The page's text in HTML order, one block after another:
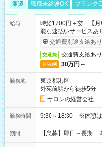
派遣 職種未経験OK ブランク
給与
時給1700円＋交 【月
能な速払いサービスあ
交通費別途支給あり
交通費 交通費支給あり
月収例 30万円～
勤務地
東京都港区
外苑前駅から徒歩5分
サロンの経営会社
勤務時間 9:30～18:30 ※休憩は
期間 【急募】即日～長期